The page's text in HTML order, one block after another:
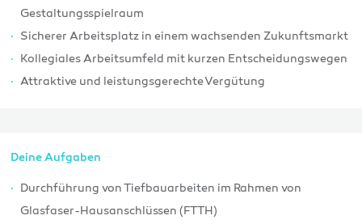
Gestaltungsspielraum
Sicherer Arbeitsplatz in einem wachsenden Zukunftsmarkt
Kollegiales Arbeitsumfeld mit kurzen Entscheidungswegen
Attraktive und leistungsgerechte Vergütung
Deine Aufgaben
Durchführung von Tiefbauarbeiten im Rahmen von
Glasfaser-Hausanschlüssen (FTTH)